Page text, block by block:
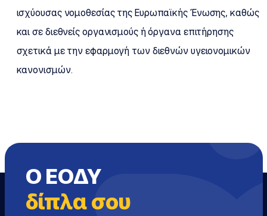
ισχύουσας νομοθεσίας της Ευρωπαϊκής Ένωσης, καθώς
και σε διεθνείς οργανισμούς ή όργανα επιτήρησης
σχετικά με την εφαρμογή των διεθνών υγειονομικών
κανονισμών.
Ο ΕΟΔΥ
δίπλα σου